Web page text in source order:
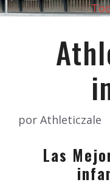
por Athleticzale
Las